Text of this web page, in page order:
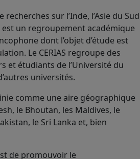
recherches sur l’Inde, l’Asie du Sud
est un regroupement académique
dont l’objet d’étude est
Le CERIAS regroupe des
et étudiants de l’Université du
universités.
comme une aire géographique
le Bhoutan, les Maldives, le
le Sri Lanka et, bien
de promouvoir le